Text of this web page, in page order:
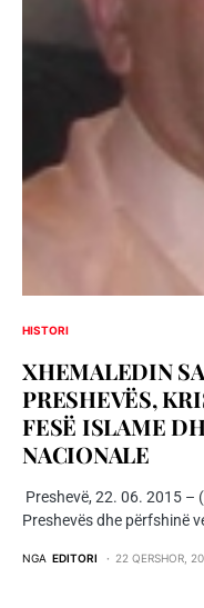
HISTORI
XHEMALEDIN
PRESHEVËS,
FESË ISLAME
NACIONALE
Preshevë, 22. 06. 2015 –
Preshevës dhe përfshinë
NGA EDITORI 22 QERSHOR,